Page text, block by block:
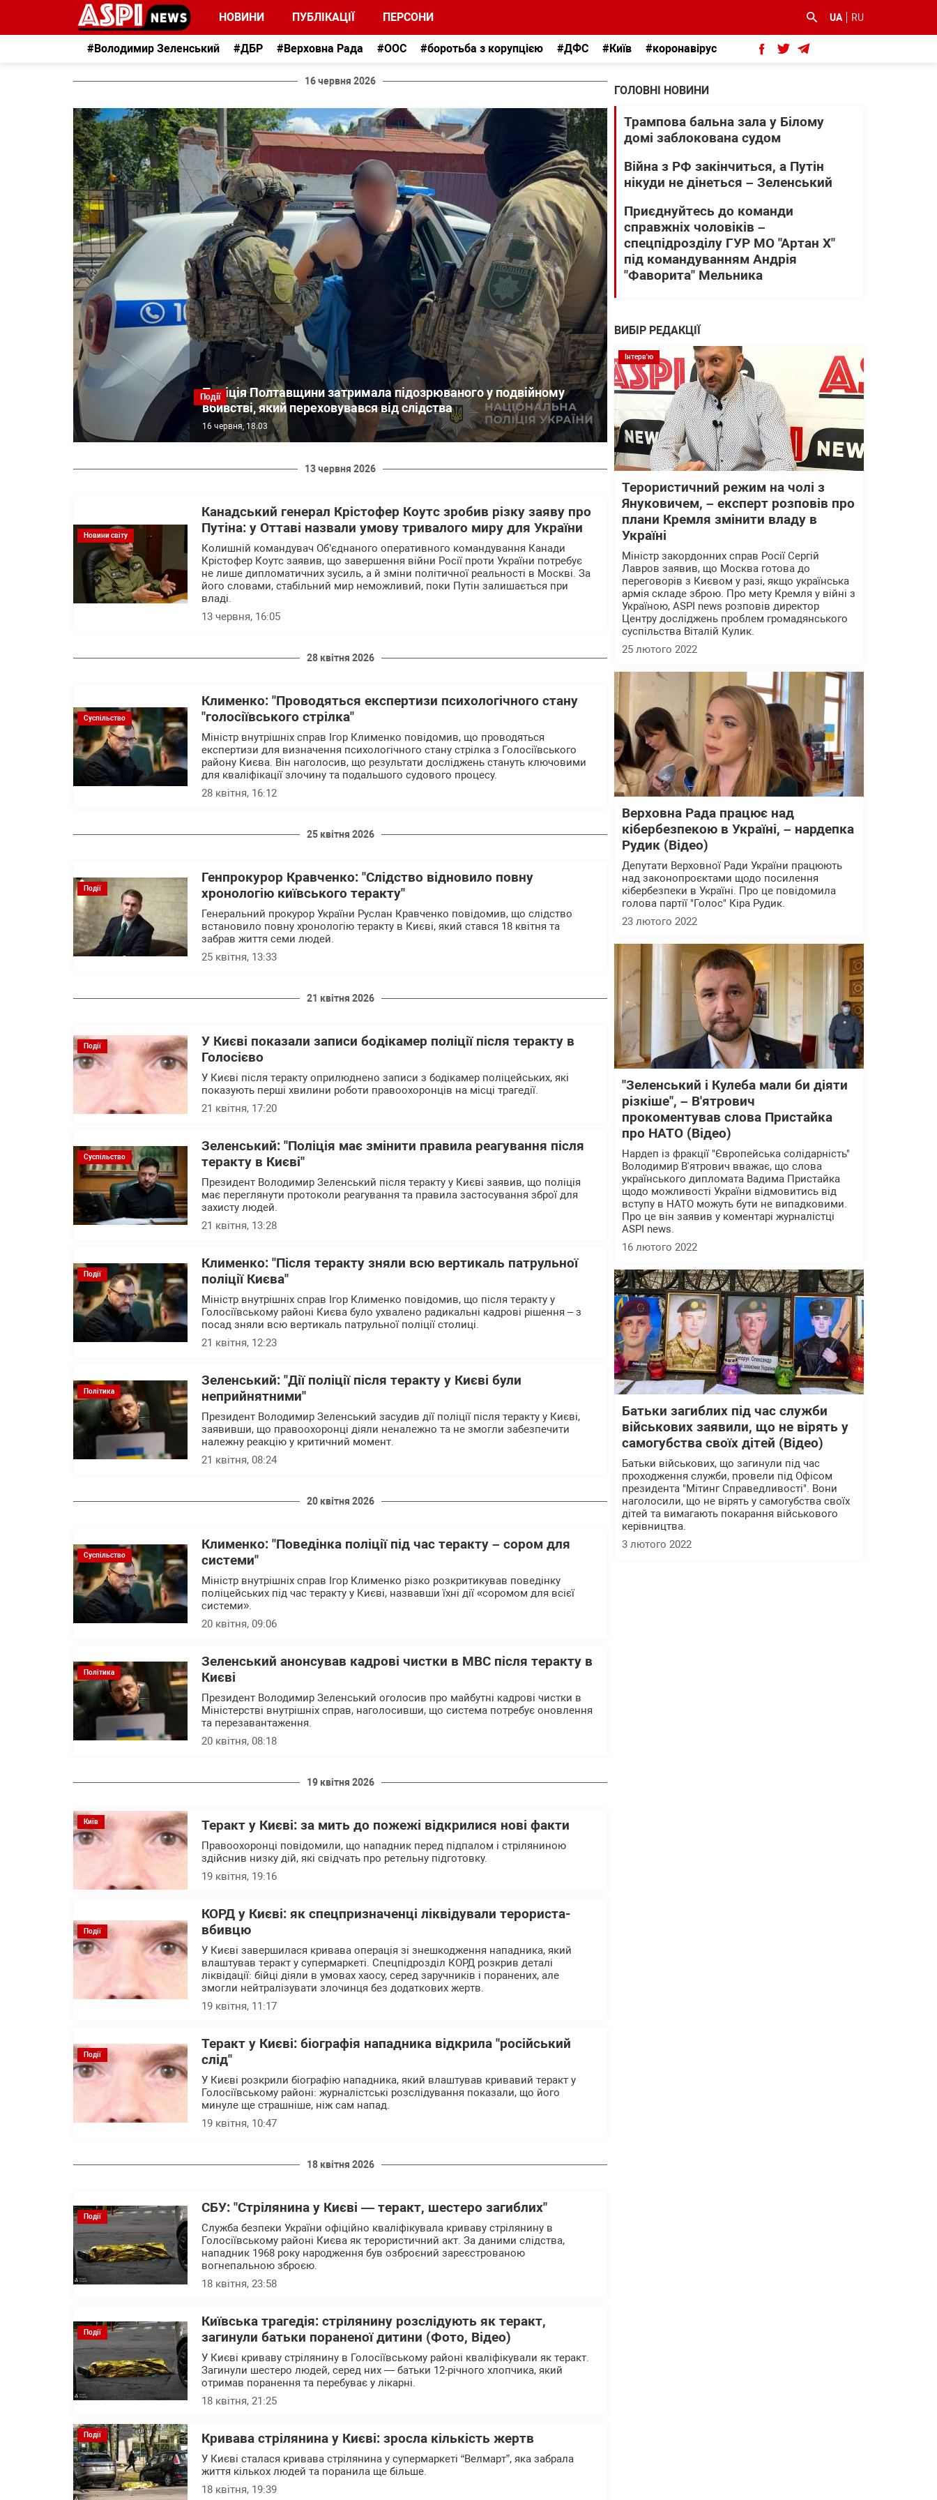
НОВИНИ ПУБЛІКАЦІЇ ПЕРСОНИ UA RU
#Володимир Зеленський #ДБР #Верховна Рада #ООС #боротьба з корупцією #ДФС #Київ #коронавірус
16 червня 2026
Події
Поліція Полтавщини затримала підозрюваного у подвійному
вбивстві, який переховувався від слідства
16 червня, 18:03
13 червня 2026
Новини світу
Канадський генерал Крістофер Коутс зробив різку заяву про
Путіна: у Оттаві назвали умову тривалого миру для України
Колишній командувач Об’єднаного оперативного командування Канади
Крістофер Коутс заявив, що завершення війни Росії проти України потребує
не лише дипломатичних зусиль, а й зміни політичної реальності в Москві. За
його словами, стабільний мир неможливий, поки Путін залишається при
владі.
13 червня, 16:05
28 квітня 2026
Суспільство
Клименко: "Проводяться експертизи психологічного стану
"голосіївського стрілка"
Міністр внутрішніх справ Ігор Клименко повідомив, що проводяться
експертизи для визначення психологічного стану стрілка з Голосіївського
району Києва. Він наголосив, що результати досліджень стануть ключовими
для кваліфікації злочину та подальшого судового процесу.
28 квітня, 16:12
25 квітня 2026
Події
Генпрокурор Кравченко: "Слідство відновило повну
хронологію київського теракту"
Генеральний прокурор України Руслан Кравченко повідомив, що слідство
встановило повну хронологію теракту в Києві, який стався 18 квітня та
забрав життя семи людей.
25 квітня, 13:33
21 квітня 2026
Події
У Києві показали записи бодікамер поліції після теракту в
Голосієво
У Києві після теракту оприлюднено записи з бодікамер поліцейських, які
показують перші хвилини роботи правоохоронців на місці трагедії.
21 квітня, 17:20
Суспільство
Зеленський: "Поліція має змінити правила реагування після
теракту в Києві"
Президент Володимир Зеленський після теракту у Києві заявив, що поліція
має переглянути протоколи реагування та правила застосування зброї для
захисту людей.
21 квітня, 13:28
Події
Клименко: "Після теракту зняли всю вертикаль патрульної
поліції Києва"
Міністр внутрішніх справ Ігор Клименко повідомив, що після теракту у
Голосіївському районі Києва було ухвалено радикальні кадрові рішення – з
посад зняли всю вертикаль патрульної поліції столиці.
21 квітня, 12:23
Політика
Зеленський: "Дії поліції після теракту у Києві були
неприйнятними"
Президент Володимир Зеленський засудив дії поліції після теракту у Києві,
заявивши, що правоохоронці діяли неналежно та не змогли забезпечити
належну реакцію у критичний момент.
21 квітня, 08:24
20 квітня 2026
Суспільство
Клименко: "Поведінка поліції під час теракту – сором для
системи"
Міністр внутрішніх справ Ігор Клименко різко розкритикував поведінку
поліцейських під час теракту у Києві, назвавши їхні дії «соромом для всієї
системи».
20 квітня, 09:06
Політика
Зеленський анонсував кадрові чистки в МВС після теракту в
Києві
Президент Володимир Зеленський оголосив про майбутні кадрові чистки в
Міністерстві внутрішніх справ, наголосивши, що система потребує оновлення
та перезавантаження.
20 квітня, 08:18
19 квітня 2026
Київ Теракт у Києві: за мить до пожежі відкрилися нові факти
Правоохоронці повідомили, що нападник перед підпалом і стріляниною
здійснив низку дій, які свідчать про ретельну підготовку.
19 квітня, 19:16
Події
КОРД у Києві: як спецпризначенці ліквідували терориста-
вбивцю
У Києві завершилася кривава операція зі знешкодження нападника, який
влаштував теракт у супермаркеті. Спецпідрозділ КОРД розкрив деталі
ліквідації: бійці діяли в умовах хаосу, серед заручників і поранених, але
змогли нейтралізувати злочинця без додаткових жертв.
19 квітня, 11:17
Події
Теракт у Києві: біографія нападника відкрила "російський
слід"
У Києві розкрили біографію нападника, який влаштував кривавий теракт у
Голосіївському районі: журналістські розслідування показали, що його
минуле ще страшніше, ніж сам напад.
19 квітня, 10:47
18 квітня 2026
Події
СБУ: "Стрілянина у Києві — теракт, шестеро загиблих"
Служба безпеки України офіційно кваліфікувала криваву стрілянину в
Голосіївському районі Києва як терористичний акт. За даними слідства,
нападник 1968 року народження був озброєний зареєстрованою
вогнепальною зброєю.
18 квітня, 23:58
Події
Київська трагедія: стрілянину розслідують як теракт,
загинули батьки пораненої дитини (Фото, Відео)
У Києві криваву стрілянину в Голосіївському районі кваліфікували як теракт.
Загинули шестеро людей, серед них — батьки 12-річного хлопчика, який
отримав поранення та перебуває у лікарні.
18 квітня, 21:25
Події Кривава стрілянина у Києві: зросла кількість жертв
У Києві сталася кривава стрілянина у супермаркеті “Велмарт”, яка забрала
життя кількох людей та поранила ще більше.
18 квітня, 19:39
ГОЛОВНІ НОВИНИ
Трампова бальна зала у Білому
домі заблокована судом
Війна з РФ закінчиться, а Путін
нікуди не дінеться – Зеленський
Приєднуйтесь до команди
справжніх чоловіків –
спецпідрозділу ГУР МО "Артан Х"
під командуванням Андрія
"Фаворита" Мельника
ВИБІР РЕДАКЦІЇ
Інтерв'ю
Терористичний режим на чолі з
Януковичем, – експерт розповів про
плани Кремля змінити владу в
Україні
Міністр закордонних справ Росії Сергій
Лавров заявив, що Москва готова до
переговорів з Києвом у разі, якщо українська
армія складе зброю. Про мету Кремля у війні з
Україною, ASPI news розповів директор
Центру досліджень проблем громадянського
суспільства Віталій Кулик.
25 лютого 2022
Верховна Рада працює над
кібербезпекою в Україні, – нардепка
Рудик (Відео)
Депутати Верховної Ради України працюють
над законопроєктами щодо посилення
кібербезпеки в Україні. Про це повідомила
голова партії "Голос" Кіра Рудик.
23 лютого 2022
"Зеленський і Кулеба мали би діяти
різкіше", – В'ятрович
прокоментував слова Пристайка
про НАТО (Відео)
Нардеп із фракції "Європейська солідарність"
Володимир В'ятрович вважає, що слова
українського дипломата Вадима Пристайка
щодо можливості України відмовитись від
вступу в НАТО можуть бути не випадковими.
Про це він заявив у коментарі журналістці
ASPI news.
16 лютого 2022
Батьки загиблих під час служби
військових заявили, що не вірять у
самогубства своїх дітей (Відео)
Батьки військових, що загинули під час
проходження служби, провели під Офісом
президента "Мітинг Справедливості". Вони
наголосили, що не вірять у самогубства своїх
дітей та вимагають покарання військового
керівництва.
3 лютого 2022